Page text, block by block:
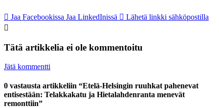
Jaa Facebookissa Jaa LinkedInissä Lähetä linkki sähköpostilla
Tätä artikkelia ei ole kommentoitu
Jätä kommentti
0 vastausta artikkeliin “Etelä-Helsingin ruuhkat pahenevat
entisestään: Telakkakatu ja Hietalahden­ranta menevät
remonttiin”